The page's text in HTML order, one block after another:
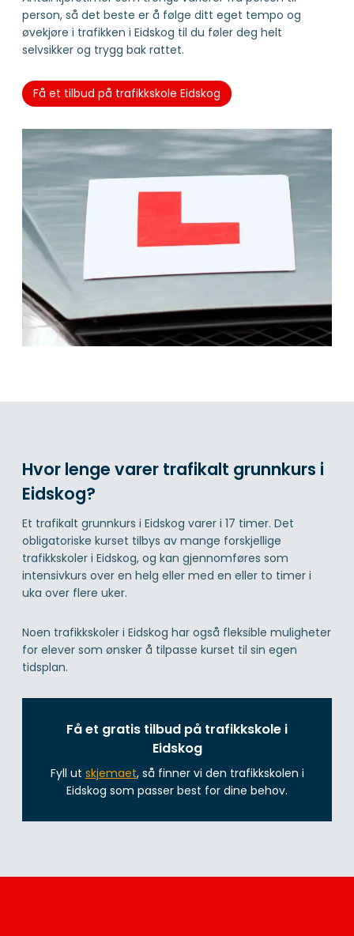
person, så det beste er å følge ditt eget tempo og
øvekjøre i trafikken i Eidskog til du føler deg helt
selvsikker og trygg bak rattet.
Få et tilbud på trafikkskole Eidskog
Hvor lenge varer trafikalt grunnkurs i
Eidskog?
Et trafikalt grunnkurs i Eidskog varer i 17 timer. Det
obligatoriske kurset tilbys av mange forskjellige
trafikkskoler i Eidskog, og kan gjennomføres som
intensivkurs over en helg eller med en eller to timer i
uka over flere uker.
Noen trafikkskoler i Eidskog har også fleksible muligheter
for elever som ønsker å tilpasse kurset til sin egen
tidsplan.
Få et gratis tilbud på trafikkskole i
Eidskog
Fyll ut skjemaet, så finner vi den trafikkskolen i
Eidskog som passer best for dine behov.